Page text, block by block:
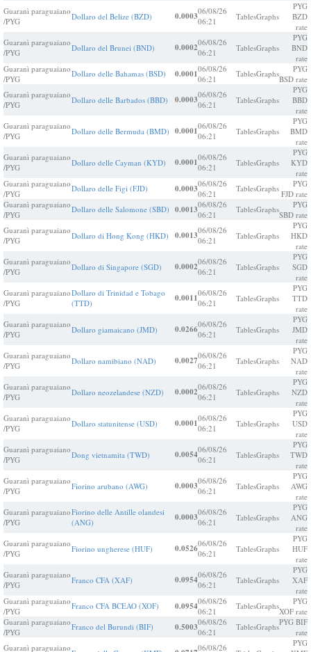
Guaranì paraguaiano
/PYG
Dollaro del Belize (BZD) 0.000306/08/26
06:21
TablesGraphs
PYG
BZD
rate
Guaranì paraguaiano
/PYG
Dollaro del Brunei (BND) 0.000206/08/26
06:21
TablesGraphs
PYG
BND
rate
Guaranì paraguaiano
/PYG
Dollaro delle Bahamas (BSD) 0.000106/08/26
06:21
TablesGraphs
PYG
BSD rate
Guaranì paraguaiano
/PYG
Dollaro delle Barbados (BBD) 0.000306/08/26
06:21
TablesGraphs
PYG
BBD
rate
Guaranì paraguaiano
/PYG
Dollaro delle Bermuda (BMD) 0.000106/08/26
06:21
TablesGraphs
PYG
BMD
rate
Guaranì paraguaiano
/PYG
Dollaro delle Cayman (KYD) 0.000106/08/26
06:21
TablesGraphs
PYG
KYD
rate
Guaranì paraguaiano
/PYG
Dollaro delle Figi (FJD) 0.000306/08/26
06:21
TablesGraphs
PYG
FJD rate
Guaranì paraguaiano
/PYG
Dollaro delle Salomone (SBD) 0.001306/08/26
06:21
TablesGraphs
PYG
SBD rate
Guaranì paraguaiano
/PYG
Dollaro di Hong Kong (HKD) 0.001306/08/26
06:21
TablesGraphs
PYG
HKD
rate
Guaranì paraguaiano
/PYG
Dollaro di Singapore (SGD) 0.000206/08/26
06:21
TablesGraphs
PYG
SGD
rate
Guaranì paraguaiano
/PYG
Dollaro di Trinidad e Tobago
(TTD)
0.001106/08/26
06:21
TablesGraphs
PYG
TTD
rate
Guaranì paraguaiano
/PYG
Dollaro giamaicano (JMD) 0.026606/08/26
06:21
TablesGraphs
PYG
JMD
rate
Guaranì paraguaiano
/PYG
Dollaro namibiano (NAD) 0.002706/08/26
06:21
TablesGraphs
PYG
NAD
rate
Guaranì paraguaiano
/PYG
Dollaro neozelandese (NZD) 0.000206/08/26
06:21
TablesGraphs
PYG
NZD
rate
Guaranì paraguaiano
/PYG
Dollaro statunitense (USD) 0.000106/08/26
06:21
TablesGraphs
PYG
USD
rate
Guaranì paraguaiano
/PYG
Dong vietnamita (TWD) 0.005406/08/26
06:21
TablesGraphs
PYG
TWD
rate
Guaranì paraguaiano
/PYG
Fiorino arubano (AWG) 0.000306/08/26
06:21
TablesGraphs
PYG
AWG
rate
Guaranì paraguaiano
/PYG
Fiorino delle Antille olandesi
(ANG)
0.000306/08/26
06:21
TablesGraphs
PYG
ANG
rate
Guaranì paraguaiano
/PYG
Fiorino ungherese (HUF) 0.052606/08/26
06:21
TablesGraphs
PYG
HUF
rate
Guaranì paraguaiano
/PYG
Franco CFA (XAF) 0.095406/08/26
06:21
TablesGraphs
PYG
XAF
rate
Guaranì paraguaiano
/PYG
Franco CFA BCEAO (XOF) 0.095406/08/26
06:21
TablesGraphs
PYG
XOF rate
Guaranì paraguaiano
/PYG
Franco del Burundi (BIF) 0.500306/08/26
06:21
TablesGraphsPYG BIF
rate
Guaranì paraguaiano
06/08/26
PYG